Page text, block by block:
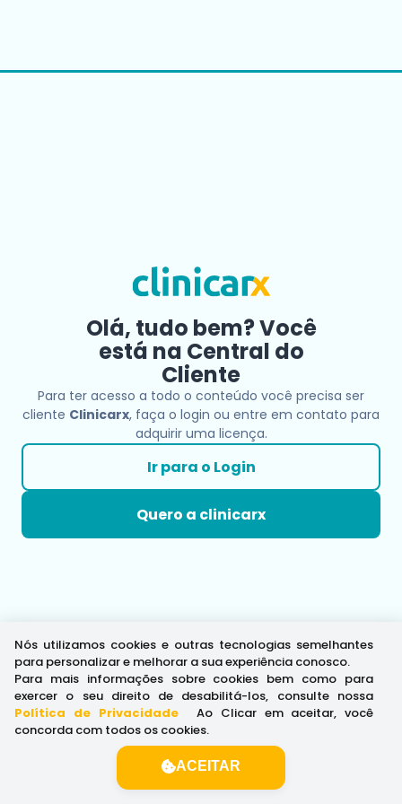
Olá, tudo bem? Você
está na Central do
Cliente
Para ter acesso a todo o conteúdo você precisa ser
cliente Clinicarx, faça o login ou entre em contato para
adquirir uma licença.
Ir para o Login
Quero a clinicarx
Nós utilizamos cookies e outras tecnologias semelhantes
para personalizar e melhorar a sua experiência conosco.
Para mais informações sobre cookies bem como para
exercer o seu direito de desabilitá-los, consulte nossa
Política de Privacidade.
Ao Clicar em aceitar, você
concorda com todos os cookies.
ACEITAR